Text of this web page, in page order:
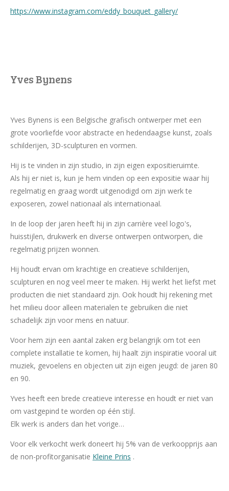
https://www.instagram.com/eddy_bouquet_gallery/
Yves Bynens
Yves Bynens is een Belgische grafisch ontwerper met een
grote voorliefde voor abstracte en hedendaagse kunst, zoals
schilderijen, 3D-sculpturen en vormen.
Hij is te vinden in zijn studio, in zijn eigen expositieruimte.
Als hij er niet is, kun je hem vinden op een expositie waar hij
regelmatig en graag wordt uitgenodigd om zijn werk te
exposeren, zowel nationaal als internationaal.
In de loop der jaren heeft hij in zijn carrière veel logo's,
huisstijlen, drukwerk en diverse ontwerpen ontworpen, die
regelmatig prijzen wonnen.
Hij houdt ervan om krachtige en creatieve schilderijen,
sculpturen en nog veel meer te maken. Hij werkt het liefst met
producten die niet standaard zijn. Ook houdt hij rekening met
het milieu door alleen materialen te gebruiken die niet
schadelijk zijn voor mens en natuur.
Voor hem zijn een aantal zaken erg belangrijk om tot een
complete installatie te komen, hij haalt zijn inspiratie vooral uit
muziek, gevoelens en objecten uit zijn eigen jeugd: de jaren 80
en 90.
Yves heeft een brede creatieve interesse en houdt er niet van
om vastgepind te worden op één stijl.
Elk werk is anders dan het vorige…
Voor elk verkocht werk doneert hij 5% van de verkoopprijs aan
de non-profitorganisatie Kleine Prins .